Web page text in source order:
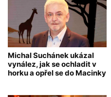
Michal Suchánek ukázal
vynález, jak se ochladit v
horku a opřel se do Macinky